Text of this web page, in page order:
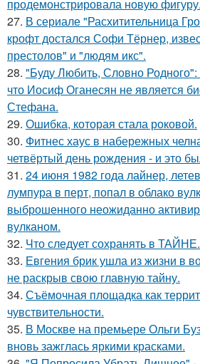
продемонстрировала новую фигуру.
27. В сериале "Расхитительница
крофт достался Софи Тёрнер,
престолов" и "людям икс".
28. "Буду Любить, Словно Родного":
что Иосиф Оганесян не является
Стефана.
29. Ошибка, которая стала роковой.
30. Фитнес хаус в набережных
четвёртый день рождения - и это
31. 24 июня 1982 года лайнер,
лумпура в перт, попал в облако
выброшенного неожиданно
вулканом.
32. Что следует сохранять в ТАЙНЕ.
33. Евгения брик ушла из жизни в
не раскрыв свою главную тайну.
34. Съёмочная площадка как
чувствительности.
35. В Москве на премьере Ольги
вновь зажглась яркими красками.